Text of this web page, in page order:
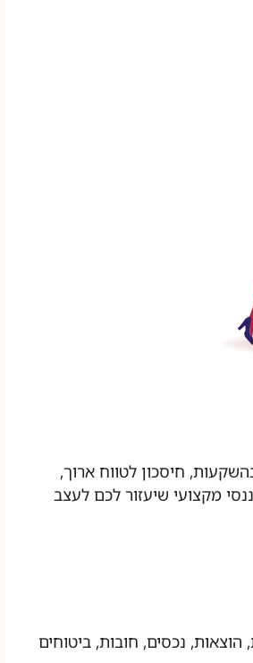
חיסכון לטווח ארוך,
מקצועי שיעזור לכם לעצב
נכסים, חובות, ביטוחים